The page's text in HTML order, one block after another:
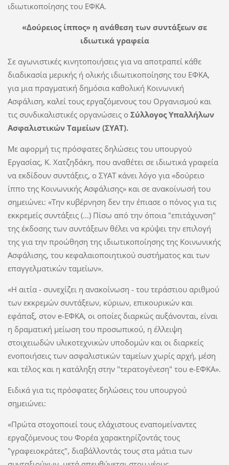
ιδιωτικοποίησης του ΕΦΚΑ.
«Δούρειος ίππος» η ανάθεση των συντάξεων σε
ιδιωτικά γραφεία
Σε αγωνιστικές κινητοποιήσεις για να αποτραπεί κάθε
διαδικασία μερικής ή ολικής ιδιωτικοποίησης του ΕΦΚΑ,
για μια πραγματική δημόσια καθολική Κοινωνική
Ασφάλιση, καλεί τους εργαζόμενους του Οργανισμού και
τις συνδικαλιστικές οργανώσεις ο Σύλλογος Υπαλλήλων
Ασφαλιστικών Ταμείων (ΣΥΑΤ).
Με αφορμή τις πρόσφατες δηλώσεις του υπουργού
Εργασίας, Κ. Χατζηδάκη, που αναθέτει σε ιδιωτικά γραφεία
να εκδίδουν συντάξεις, ο ΣΥΑΤ κάνει λόγο για «δούρειο
ίππο της Κοινωνικής Ασφάλισης» και σε ανακοίνωσή του
σημειώνει: «Την κυβέρνηση δεν την έπιασε ο πόνος για τις
εκκρεμείς συντάξεις (...) Πίσω από την όποια "επιτάχυνση"
της έκδοσης των συντάξεων θέλει να κρύψει την επιλογή
της για την προώθηση της ιδιωτικοποίησης της Κοινωνικής
Ασφάλισης, του κεφαλαιοποιητικού συστήματος και των
επαγγελματικών ταμείων».
«Η αιτία - συνεχίζει η ανακοίνωση - του τεράστιου αριθμού
των εκκρεμών συντάξεων, κύριων, επικουρικών και
εφάπαξ, στον e-ΕΦΚΑ, οι οποίες διαρκώς αυξάνονται, είναι
η δραματική μείωση του προσωπικού, η έλλειψη
στοιχειωδών υλικοτεχνικών υποδομών και οι διαρκείς
ενοποιήσεις των ασφαλιστικών ταμείων χωρίς αρχή, μέση
και τέλος και η κατάληξη στην "τερατογένεση" του e-ΕΦΚΑ».
Ειδικά για τις πρόσφατες δηλώσεις του υπουργού
σημειώνει:
«Πρώτα στοχοποιεί τους ελάχιστους εναπομείναντες
εργαζόμενους του Φορέα χαρακτηρίζοντάς τους
"γραφειοκράτες", διαβάλλοντάς τους στα μάτια των